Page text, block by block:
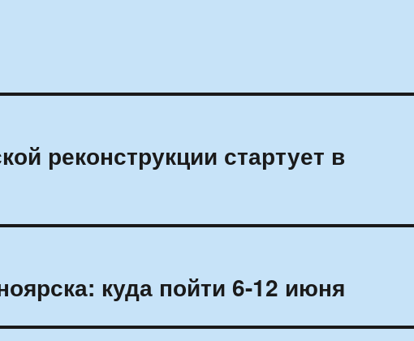
реконструкции стартует в
куда пойти 6-12 июня